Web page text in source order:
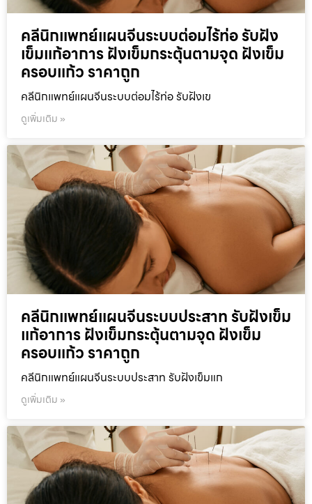
คลีนิกแพทย์แผนจีนระบบต่อมไร้ท่อ รับฝัง
เข็มแก้อาการ ฝังเข็มกระตุ้นตามจุด ฝังเข็ม
ครอบแก้ว ราคาถูก
คลีนิกแพทย์แผนจีนระบบต่อมไร้ท่อ รับฝังเข
ดูเพิ่มเติม »
คลีนิกแพทย์แผนจีนระบบประสาท รับฝังเข็ม
แก้อาการ ฝังเข็มกระตุ้นตามจุด ฝังเข็ม
ครอบแก้ว ราคาถูก
คลีนิกแพทย์แผนจีนระบบประสาท รับฝังเข็มแก
ดูเพิ่มเติม »